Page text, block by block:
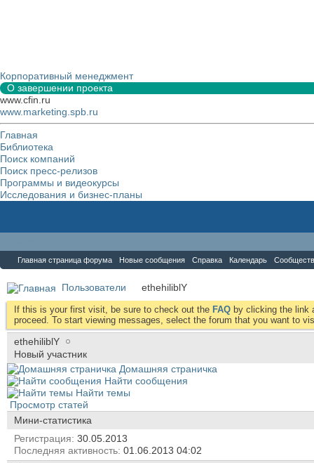
Корпоративный менеджмент
О завершении проекта
www.cfin.ru
www.marketing.spb.ru
Главная
Библиотека
Поиск компаний
Поиск пресс-релизов
Программы и видеокурсы
Исследования и бизнес-планы
Главная страница форума Новые сообщения Справка Календарь
Пользователи ethehiliblY
If this is your first visit, be sure to check out the FAQ by clicking the link
proceed. To start viewing messages, select the forum that you want to
ethehiliblY
Новый участник
Домашняя страничка
Найти сообщения
Найти темы
Просмотр статей
Мини-статистика
Регистрация 30.05.2013
Последняя активность 01.06.2013 04:02